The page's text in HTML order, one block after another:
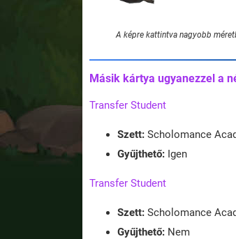
A képre kattintva nagyobb
Másik kártya ugyanezzel a
Transfer Student
Szett: Scholomance
Gyűjthető: Igen
Transfer Student
Szett: Scholomance
Gyűjthető: Nem